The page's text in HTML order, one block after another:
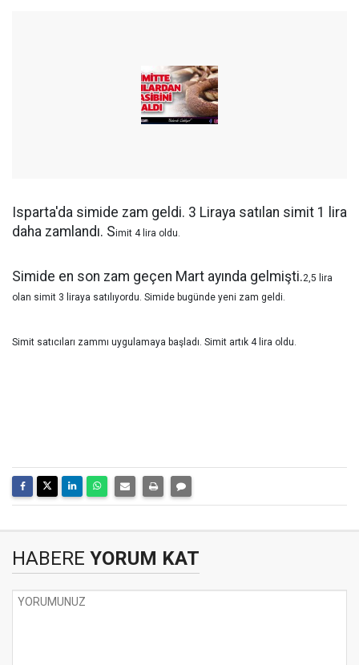
Isparta'da simide zam geldi. 3 Liraya satılan simit 1 lira
daha zamlandı. Simit 4 lira oldu.
Simide en son zam geçen Mart ayında gelmişti.2,5 lira
olan simit 3 liraya satılıyordu. Simide bugünde yeni zam geldi.
Simit satıcıları zammı uygulamaya başladı. Simit artık 4 lira oldu.
HABERE YORUM KAT